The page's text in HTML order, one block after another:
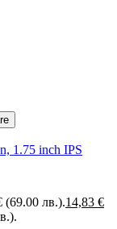
1.75 inch IPS
(69.00 лв.).14,83 €